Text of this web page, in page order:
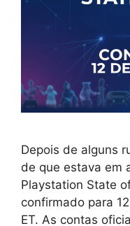
Depois de alguns
de que estava em
Playstation State
confirmado para
ET. As contas